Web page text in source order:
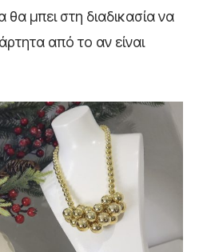
θα μπει στη διαδικασία να
από το αν είναι